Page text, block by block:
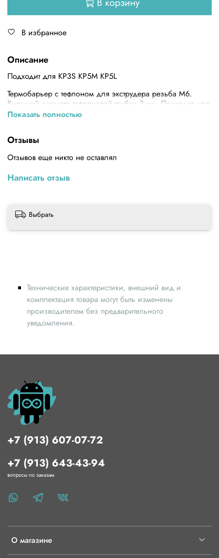
В избранное
Описание
Подходит для KP3S KP5M KP5L
Термобарьер с тефлоном для экструдера резьба М6.
Внешний диаметр тефлоновой трубки 3 мм. Подходит для
печати всеми видами пластика с диаметром нити 1,75 мм.
Внутренний диаметр: 2 мм
Максимальная рабочая температура: 260 °C
Показать полностью
Отзывы
Отзывов еще никто не оставлял
Написать отзыв
Выбрать
Технические характеристики, внешний вид и
комплектация товара могут быть изменены
производителем без предварительного
уведомления.
О магазине
+7 (913) 607-07-72
+7 (913) 643-43-94
вопросы по заказам